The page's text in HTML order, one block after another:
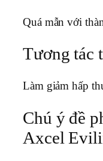
Quá mẫn với
Tương tác
Làm giảm hấp
Chú ý đề
Axcel